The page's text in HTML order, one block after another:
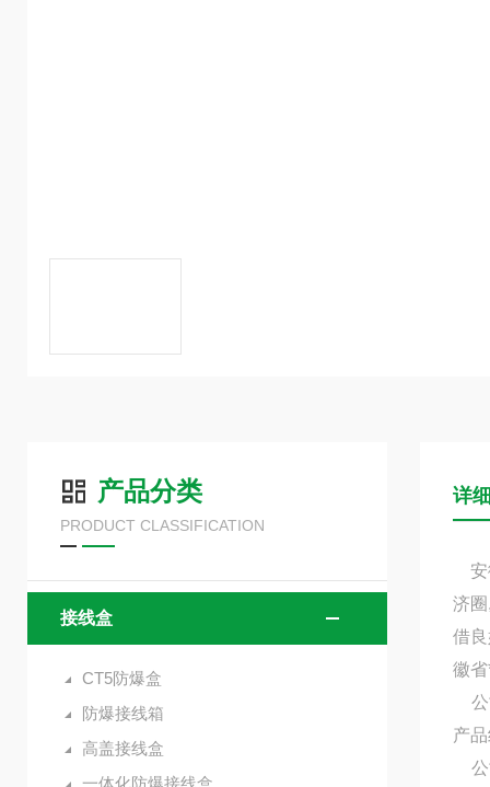
产品分类
PRODUCT CLASSIFICATION
接线盒
CT5防爆盒
防爆接线箱
高盖接线盒
一体化防爆接线盒
详
安
济
借
徽
公
产
公